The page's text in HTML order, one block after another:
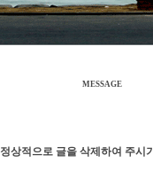
MESSAGE
정상적으로 글을 삭제하여 주시